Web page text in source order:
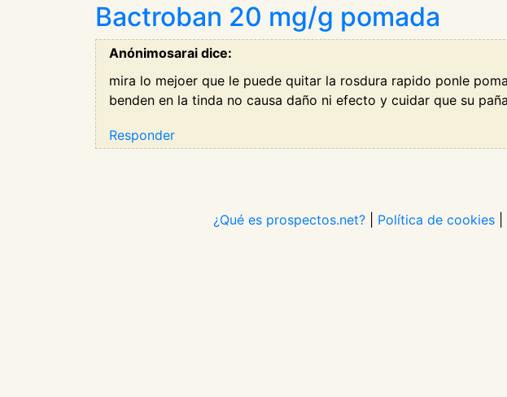
Bactroban 20 mg/g pomada
Anónimosarai dice:
mira lo mejoer que le puede quitar la rosdura rapido ponle
benden en la tinda no causa daño ni efecto y cuidar que su
Responder
¿Qué es prospectos.net?| Política de cookies|